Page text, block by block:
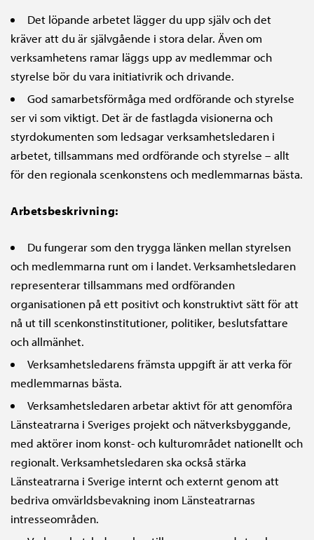
Det löpande arbetet lägger du upp själv och det
kräver att du är självgående i stora delar. Även om
verksamhetens ramar läggs upp av medlemmar och
styrelse bör du vara initiativrik och drivande.
God samarbetsförmåga med ordförande och styrelse
ser vi som viktigt. Det är de fastlagda visionerna och
styrdokumenten som ledsagar verksamhetsledaren i
arbetet, tillsammans med ordförande och styrelse – allt
för den regionala scenkonstens och medlemmarnas bästa.
Arbetsbeskrivning:
Du fungerar som den trygga länken mellan styrelsen
och medlemmarna runt om i landet. Verksamhetsledaren
representerar tillsammans med ordföranden
organisationen på ett positivt och konstruktivt sätt för att
nå ut till scenkonstinstitutioner, politiker, beslutsfattare
och allmänhet.
Verksamhetsledarens främsta uppgift är att verka för
medlemmarnas bästa.
Verksamhetsledaren arbetar aktivt för att genomföra
Länsteatrarna i Sveriges projekt och nätverksbyggande,
med aktörer inom konst- och kulturområdet nationellt och
regionalt. Verksamhetsledaren ska också stärka
Länsteatrarna i Sverige internt och externt genom att
bedriva omvärldsbevakning inom Länsteatrarnas
intresseområden.